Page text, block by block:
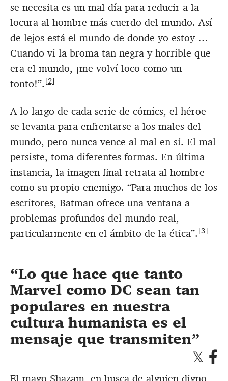
se necesita es un mal día para reducir a la
locura al hombre más cuerdo del mundo. Así
de lejos está el mundo de donde yo estoy …
Cuando vi la broma tan negra y horrible que
era el mundo, ¡me volví loco como un
tonto!”. [2]
A lo largo de cada serie de cómics, el héroe
se levanta para enfrentarse a los males del
mundo, pero nunca vence al mal en sí. El mal
persiste, toma diferentes formas. En última
instancia, la imagen final retrata al hombre
como su propio enemigo. “Para muchos de los
escritores, Batman ofrece una ventana a
problemas profundos del mundo real,
particularmente en el ámbito de la ética”. [3]
Lo que hace que tanto
Marvel como DC sean tan
populares en nuestra
cultura humanista es el
mensaje que transmiten